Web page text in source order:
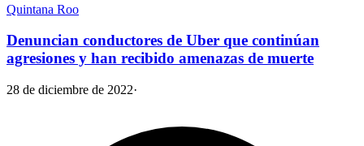
Quintana Roo
Denuncian conductores de Uber que continúan
agresiones y han recibido amenazas de muerte
28 de diciembre de 2022·